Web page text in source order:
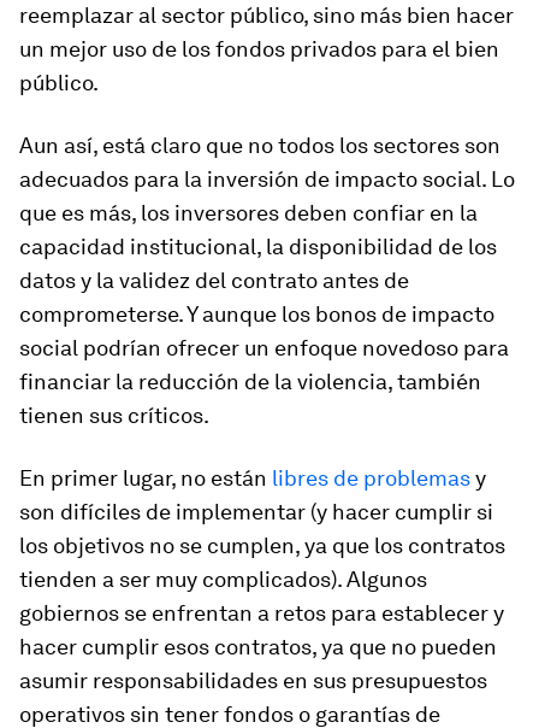
reemplazar al sector público, sino más bien hacer
un mejor uso de los fondos privados para el bien
público.
Aun así, está claro que no todos los sectores son
adecuados para la inversión de impacto social. Lo
que es más, los inversores deben confiar en la
capacidad institucional, la disponibilidad de los
datos y la validez del contrato antes de
comprometerse. Y aunque los bonos de impacto
social podrían ofrecer un enfoque novedoso para
financiar la reducción de la violencia, también
tienen sus críticos.
En primer lugar, no están libres de problemasy
son difíciles de implementar (y hacer cumplir si
los objetivos no se cumplen, ya que los contratos
tienden a ser muy complicados). Algunos
gobiernos se enfrentan a retos para establecer y
hacer cumplir esos contratos, ya que no pueden
asumir responsabilidades en sus presupuestos
operativos sin tener fondos o garantías de